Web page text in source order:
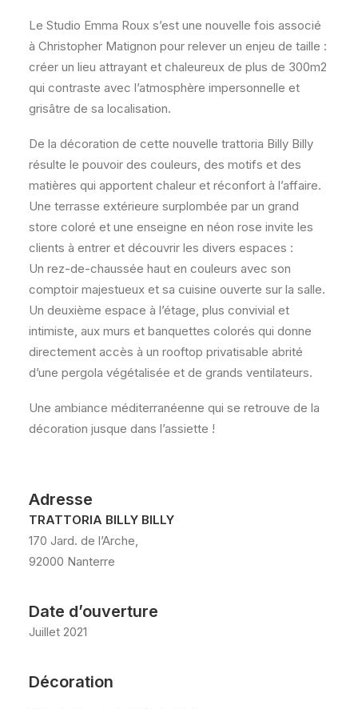
Le Studio Emma Roux s’est une nouvelle fois associé
à Christopher Matignon pour relever un enjeu de taille :
créer un lieu attrayant et chaleureux de plus de 300m2
qui contraste avec l’atmosphère impersonnelle et
grisâtre de sa localisation.
De la décoration de cette nouvelle trattoria Billy Billy
résulte le pouvoir des couleurs, des motifs et des
matières qui apportent chaleur et réconfort à l’affaire.
Une terrasse extérieure surplombée par un grand
store coloré et une enseigne en néon rose invite les
clients à entrer et découvrir les divers espaces :
Un rez-de-chaussée haut en couleurs avec son
comptoir majestueux et sa cuisine ouverte sur la salle.
Un deuxième espace à l’étage, plus convivial et
intimiste, aux murs et banquettes colorés qui donne
directement accès à un rooftop privatisable abrité
d’une pergola végétalisée et de grands ventilateurs.
Une ambiance méditerranéenne qui se retrouve de la
décoration jusque dans l’assiette !
Adresse
TRATTORIA BILLY BILLY
170 Jard. de l’Arche,
92000 Nanterre
Date d’ouverture
Juillet 2021
Décoration